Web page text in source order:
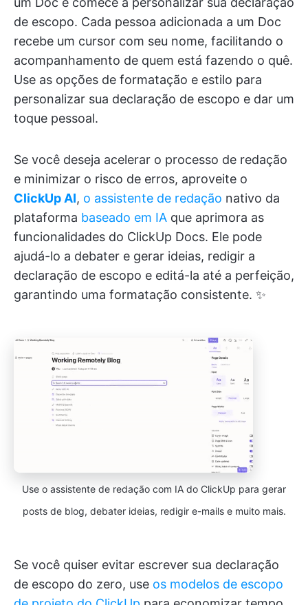
de escopo. Cada pessoa adicionada a um Doc
recebe um cursor com seu nome, facilitando o
acompanhamento de quem está fazendo o quê.
Use as opções de formatação e estilo para
personalizar sua declaração de escopo e dar um
toque pessoal.
Se você deseja acelerar o processo de redação
e minimizar o risco de erros, aproveite o
ClickUp AI, o assistente de redação nativo da
plataforma baseado em IA que aprimora as
funcionalidades do ClickUp Docs. Ele pode
ajudá-lo a debater e gerar ideias, redigir a
declaração de escopo e editá-la até a perfeição,
garantindo uma formatação consistente. ✨
Use o assistente de redação com IA do ClickUp para gerar
posts de blog, debater ideias, redigir e-mails e muito mais.
Se você quiser evitar escrever sua declaração
de escopo do zero, use os modelos de escopo